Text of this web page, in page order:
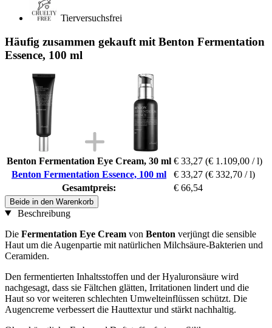
Tierversuchsfrei
Häufig zusammen gekauft mit Benton Fermentation
Essence, 100 ml
Benton Fermentation Eye Cream, 30 ml € 33,27 (€ 1.109,00 / l)
Benton Fermentation Essence, 100 ml
€ 33,27 (€ 332,70 / l)
Gesamtpreis:
€ 66,54
Beide in den Warenkorb
Beschreibung
Die Fermentation Eye Cream von Benton verjüngt die sensible
Haut um die Augenpartie mit natürlichen Milchsäure-Bakterien und
Ceramiden.
Den fermentierten Inhaltsstoffen und der Hyaluronsäure wird
nachgesagt, dass sie Fältchen glätten, Irritationen lindert und die
Haut so vor weiteren schlechten Umwelteinflüssen schützt. Die
Augencreme verbessert die Hauttextur und stärkt nachhaltig.